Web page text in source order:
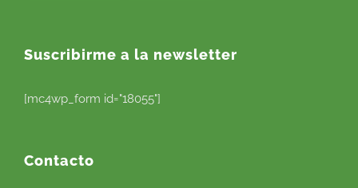
Suscribirme a la newsletter
[mc4wp_form id="18055"]
Contacto